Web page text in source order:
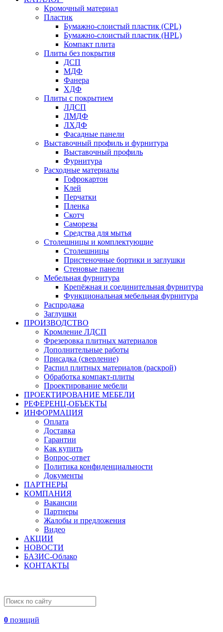
Кромочный материал
Пластик
Бумажно-слоистый пластик (CPL)
Бумажно-слоистый пластик (HPL)
Компакт плита
Плиты без покрытия
ДСП
МДФ
Фанера
ХДФ
Плиты с покрытием
ЛДСП
ЛМДФ
ЛХДФ
Фасадные панели
Выставочный профиль и фурнитура
Выставочный профиль
Фурнитура
Расходные материалы
Гофрокартон
Клей
Перчатки
Пленка
Скотч
Саморезы
Средства для мытья
Столешницы и комплектующие
Столешницы
Пристеночные бортики и заглушки
Стеновые панели
Мебельная фурнитура
Крепёжная и соединительная фурнитура
Функциональная мебельная фурнитура
Распродажа
Заглушки
ПРОИЗВОДСТВО
Кромление ЛДСП
Фрезеровка плитных материалов
Дополнительные работы
Присадка (сверление)
Распил плитных материалов (раскрой)
Обработка компакт-плиты
Проектирование мебели
ПРОЕКТИРОВАНИЕ МЕБЕЛИ
РЕФЕРЕНЦ-ОБЪЕKТЫ
ИНФОРМАЦИЯ
Оплата
Доставка
Гарантии
Как купить
Вопрос-ответ
Политика конфиденциальности
Документы
ПАРТНЕРЫ
КОМПАНИЯ
Вакансии
Партнеры
Жалобы и предложения
Видео
АКЦИИ
НОВОСТИ
БАЗИС-Облако
КОНТАКТЫ
0 позиций